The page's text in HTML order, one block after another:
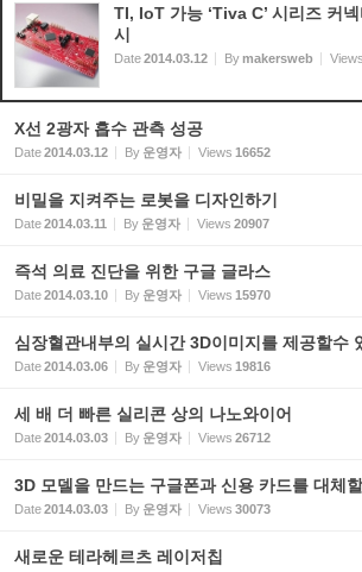
TI, IoT 가능 ‘Tiva C’ 시리즈 커
시
Date2014.03.12 Bymakersweb Views
X선 2광자 흡수 관측 성공
Date2014.03.12 By 운영자 Views 16652
비밀을 지켜주는 로봇을 디자인하기
Date2014.03.11 By 운영자 Views 20907
즉석 의료 진단을 위한 구글 글라스
Date2014.03.10 By 운영자 Views 15970
심장혈관내부의 실시간 3D이미지를 제공할수
Date2014.03.06 By 운영자 Views 19816
세 배 더 빠른 실리콘 상의 나노와이어
Date2014.03.03 By 운영자 Views 26712
3D 모델을 만드는 구글폰과 신용 카드를 대체
Date2014.03.03 By 운영자 Views 30073
새로운 테라헤르츠 레이저칩